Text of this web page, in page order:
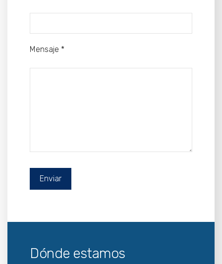
Mensaje *
Dónde estamos